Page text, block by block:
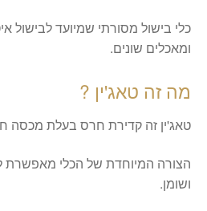
כלי בישול מסורתי שמיועד לבישול
ומאכלים שונים.
מה זה טאג'ין ?
טאג'ין זה קדירת חרס בעלת מכסה
הצורה המיוחדת של הכלי מאפשרת
ושומן.